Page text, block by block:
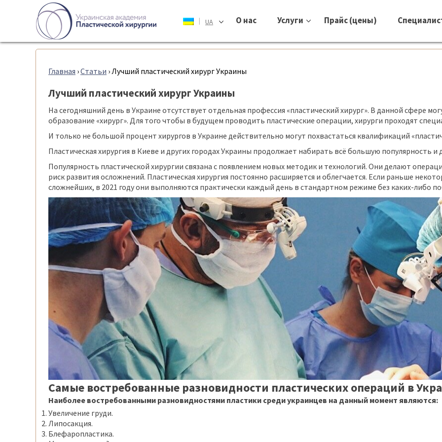
| UA О нас Услуги Прайс (цены)
Главная ›Статьи ›Лучший пластический хирург Украины
Лучший пластический хирург Украины
На сегодняшний день в Украине отсутствует отдельная профессия «пластический хирург». В данной сфере
образование «хирург». Для того чтобы в будущем проводить пластические операции, хирурги проходят
И только не большой процент хирургов в Украине действительно могут похвастаться квалификаций
Пластическая хирургия в Киеве и других городах Украины продолжает набирать всё большую популярность
Популярность пластической хирургии связана с появлением новых методик и технологий. Они делают
риск развития осложнений. Пластическая хирургия постоянно расширяется и облегчается. Если раньше
сложнейших, в 2021 году они выполняются практически каждый день в стандартном режиме без каких-либо
Самые востребованные разновидности пластических операций в
Наиболее востребованными разновидностями пластики среди украинцев на данный момент являются:
Увеличение груди.
Липосакция.
Блефаропластика.